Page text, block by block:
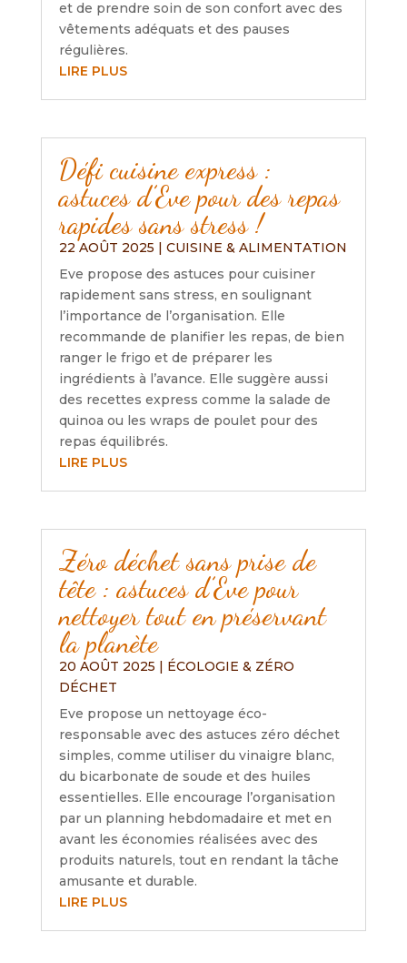
et de prendre soin de son confort avec des
vêtements adéquats et des pauses
régulières.
LIRE PLUS
Défi cuisine express :
astuces d’Eve pour des repas
rapides sans stress !
22 AOÛT 2025 | CUISINE & ALIMENTATION
Eve propose des astuces pour cuisiner
rapidement sans stress, en soulignant
l’importance de l’organisation. Elle
recommande de planifier les repas, de bien
ranger le frigo et de préparer les
ingrédients à l’avance. Elle suggère aussi
des recettes express comme la salade de
quinoa ou les wraps de poulet pour des
repas équilibrés.
LIRE PLUS
Zéro déchet sans prise de
tête : astuces d’Eve pour
nettoyer tout en préservant
la planète
20 AOÛT 2025
ÉCOLOGIE & ZÉRO
DÉCHET
Eve propose un nettoyage éco-
responsable avec des astuces zéro déchet
simples, comme utiliser du vinaigre blanc,
du bicarbonate de soude et des huiles
essentielles. Elle encourage l’organisation
par un planning hebdomadaire et met en
avant les économies réalisées avec des
produits naturels, tout en rendant la tâche
amusante et durable.
LIRE PLUS